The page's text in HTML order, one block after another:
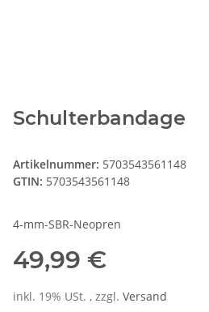
Schulterbandage
Artikelnummer: 5703543561148
GTIN: 5703543561148
4-mm-SBR-Neopren
49,99 €
inkl. 19% USt. , zzgl. Versand